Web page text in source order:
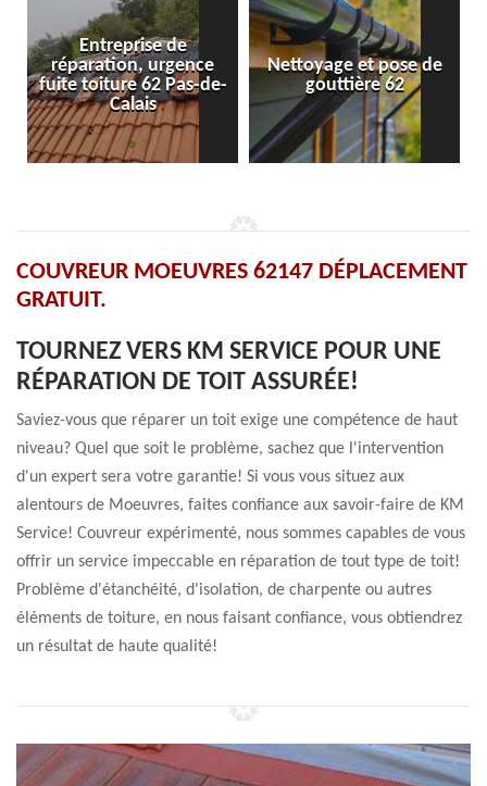
Nettoyage et pose de
gouttière 62
Pose et réparation de
velux 62
COUVREUR MOEUVRES 62147 DÉPLACEMENT
GRATUIT.
TOURNEZ VERS KM SERVICE POUR UNE
RÉPARATION DE TOIT ASSURÉE!
Saviez-vous que réparer un toit exige une compétence de haut
niveau? Quel que soit le problème, sachez que l'intervention
d'un expert sera votre garantie! Si vous vous situez aux
alentours de Moeuvres, faites confiance aux savoir-faire de KM
Service! Couvreur expérimenté, nous sommes capables de vous
offrir un service impeccable en réparation de tout type de toit!
Problème d'étanchéité, d'isolation, de charpente ou autres
éléments de toiture, en nous faisant confiance, vous obtiendrez
un résultat de haute qualité!